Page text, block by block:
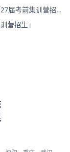
届考前集训营招
营招生」